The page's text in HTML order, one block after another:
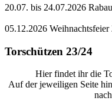
20.07. bis 24.07.2026
05.12.2026 Weihnachtsfeier
Torschützen 23/24
Hier findet ihr die
Auf der jeweiligen Seite